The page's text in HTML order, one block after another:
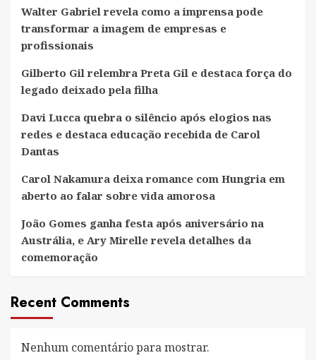
Walter Gabriel revela como a imprensa pode
transformar a imagem de empresas e
profissionais
Gilberto Gil relembra Preta Gil e destaca força do
legado deixado pela filha
Davi Lucca quebra o silêncio após elogios nas
redes e destaca educação recebida de Carol
Dantas
Carol Nakamura deixa romance com Hungria em
aberto ao falar sobre vida amorosa
João Gomes ganha festa após aniversário na
Austrália, e Ary Mirelle revela detalhes da
comemoração
Recent Comments
Nenhum comentário para mostrar.